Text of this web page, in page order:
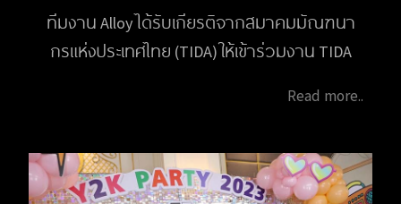
ทีมงาน Alloy ได้รับเกียรติจากสมาคมมัณฑนา
กรแห่งประเทศไทย (TIDA) ให้เข้าร่วมงาน TIDA
Read more..